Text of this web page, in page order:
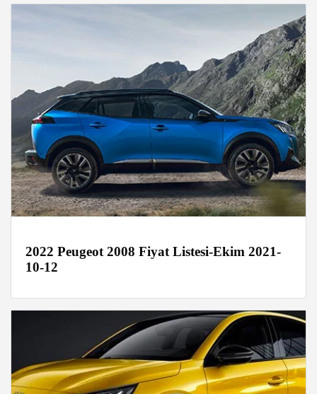
2022 Peugeot 2008 Fiyat Listesi-Ekim 2021-
10-12